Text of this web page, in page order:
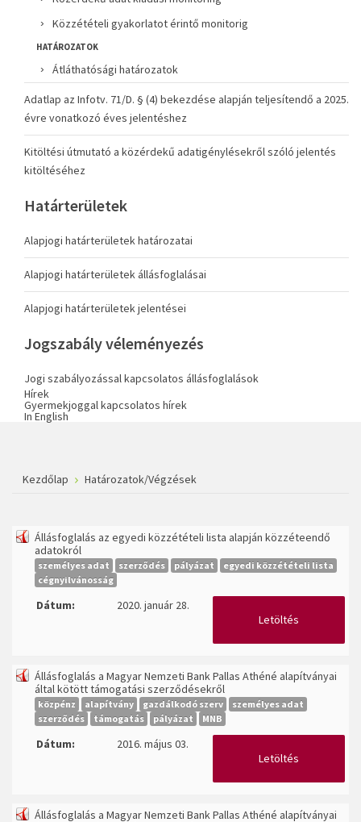
Közzétételi gyakorlatot érintő monitorig
HATÁROZATOK
Átláthatósági határozatok
Adatlap az Infotv. 71/D. § (4) bekezdése alapján teljesítendő a 2025.
évre vonatkozó éves jelentéshez
Kitöltési útmutató a közérdekű adatigénylésekről szóló jelentés
kitöltéséhez
Határterületek
Alapjogi határterületek határozatai
Alapjogi határterületek állásfoglalásai
Alapjogi határterületek jelentései
Jogszabály véleményezés
Jogi szabályozással kapcsolatos állásfoglalások
Hírek
Gyermekjoggal kapcsolatos hírek
In English
Kezdőlap Határozatok/Végzések
Állásfoglalás az egyedi közzétételi lista alapján közzéteendő
adatokról
személyes adat szerződés pályázat
egyedi közzétételi lista
cégnyilvánosság
Dátum:
2020. január 28.
Letöltés
Állásfoglalás a Magyar Nemzeti Bank Pallas Athéné alapítványai
által kötött támogatási szerződésekről
közpénz alapítvány gazdálkodó szerv
személyes adat
szerződés
támogatás pályázat MNB
Dátum:
2016. május 03.
Letöltés
Állásfoglalás a Magyar Nemzeti Bank Pallas Athéné alapítványai